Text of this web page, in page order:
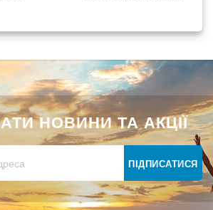
НОВИНИ ТА АКЦІЇ
ПІДПИСАТИСЯ